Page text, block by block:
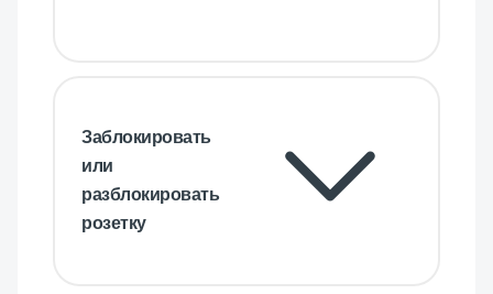
Заблокировать
или
разблокировать
розетку